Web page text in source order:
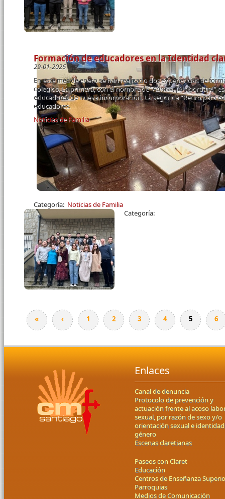
Categoría: Noticias de Familia
Formación de educadores en la Identidad
29-01-2026
En este mes de enero se han realizado dos experiencias de
colegios. La primera, con el nombre de “Abrasa, ¡Al abordaje!”
educadores de nueva incorporación. La segunda “Retiro para
educadores.
Categoría:
Noticias de Familia
Páginas
« ‹ 1 2 3 4 5 6
Enlaces
Canal de denuncia
Protocolo de prevención y
actuación frente al acoso
sexual, por razón de sexo y/o
orientación sexual e
género
Escenas claretianas
Paseos con Claret
Educación
Centros de Enseñanza
Parroquias
Medios de Comunicación